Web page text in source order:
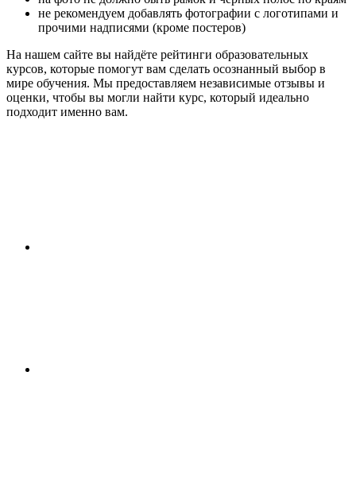
не рекомендуем добавлять фотографии с логотипами и
прочими надписями (кроме постеров)
На нашем сайте вы найдёте рейтинги образовательных
курсов, которые помогут вам сделать осознанный выбор в
мире обучения. Мы предоставляем независимые отзывы и
оценки, чтобы вы могли найти курс, который идеально
подходит именно вам.